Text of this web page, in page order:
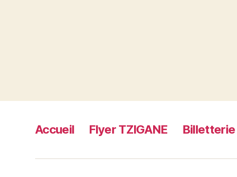
Accueil Flyer TZIGANE Billetterie